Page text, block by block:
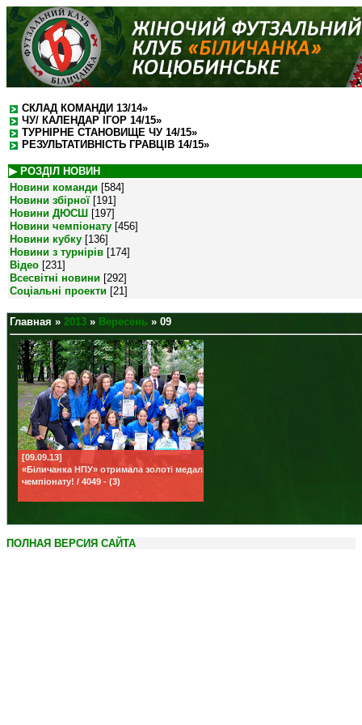
СКЛАД КОМАНДИ 13/14»
ЧУ/ КАЛЕНДАР ІГОР 14/15»
ТУРНІРНЕ СТАНОВИЩЕ ЧУ 14/15»
РЕЗУЛЬТАТИВНІСТЬ ГРАВЦІВ 14/15»
▶ РОЗДІЛ НОВИН
Новини команди [584]
Новини збірної [191]
Новини ДЮСШ [197]
Новини чемпіонату [456]
Новини кубку [136]
Новини з турнірів [174]
Відео [231]
Всесвітні новини [292]
Соціальні проекти [21]
Главная » 2013 » Вересень » 09
[09.09.13]
«Біличанка НПУ» отримала золоті медалі
чемпіонату! / 4049 - (3)
ПОЛНАЯ ВЕРСИЯ САЙТА